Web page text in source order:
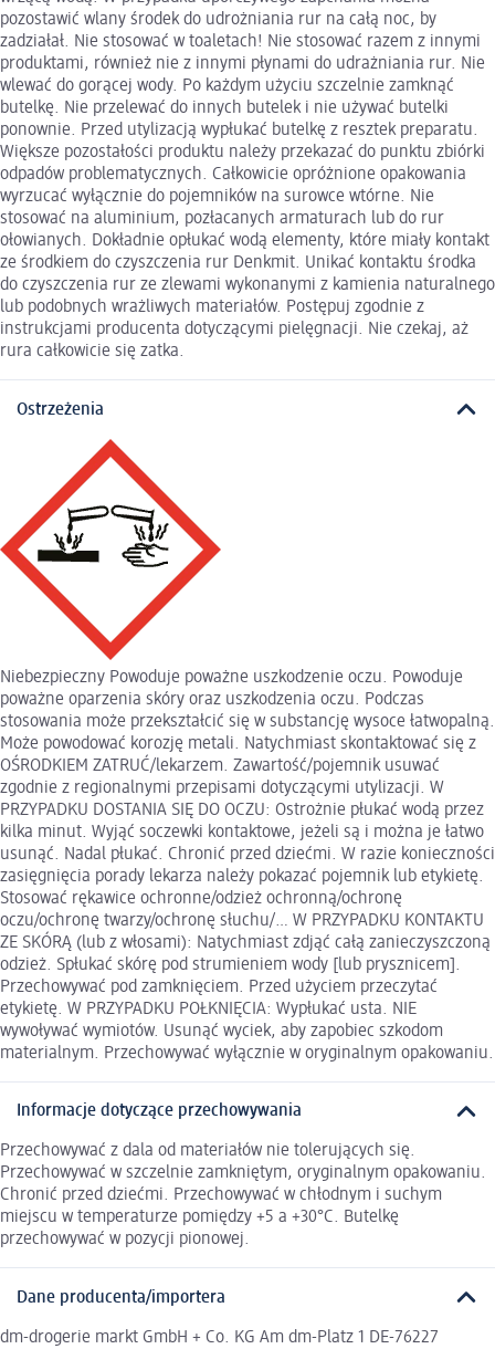
pozostawić wlany środek do udrożniania rur na całą noc, by
zadziałał. Nie stosować w toaletach! Nie stosować razem z innymi
produktami, również nie z innymi płynami do udrażniania rur. Nie
wlewać do gorącej wody. Po każdym użyciu szczelnie zamknąć
butelkę. Nie przelewać do innych butelek i nie używać butelki
ponownie. Przed utylizacją wypłukać butelkę z resztek preparatu.
Większe pozostałości produktu należy przekazać do punktu zbiórki
odpadów problematycznych. Całkowicie opróżnione opakowania
wyrzucać wyłącznie do pojemników na surowce wtórne. Nie
stosować na aluminium, pozłacanych armaturach lub do rur
ołowianych. Dokładnie opłukać wodą elementy, które miały kontakt
ze środkiem do czyszczenia rur Denkmit. Unikać kontaktu środka
do czyszczenia rur ze zlewami wykonanymi z kamienia naturalnego
lub podobnych wrażliwych materiałów. Postępuj zgodnie z
instrukcjami producenta dotyczącymi pielęgnacji. Nie czekaj, aż
rura całkowicie się zatka.
Ostrzeżenia
Niebezpieczny Powoduje poważne uszkodzenie oczu. Powoduje
poważne oparzenia skóry oraz uszkodzenia oczu. Podczas
stosowania może przekształcić się w substancję wysoce łatwopalną.
Może powodować korozję metali. Natychmiast skontaktować się z
OŚRODKIEM ZATRUĆ/lekarzem. Zawartość/pojemnik usuwać
zgodnie z regionalnymi przepisami dotyczącymi utylizacji. W
PRZYPADKU DOSTANIA SIĘ DO OCZU: Ostrożnie płukać wodą przez
kilka minut. Wyjąć soczewki kontaktowe, jeżeli są i można je łatwo
usunąć. Nadal płukać. Chronić przed dziećmi. W razie konieczności
zasięgnięcia porady lekarza należy pokazać pojemnik lub etykietę.
Stosować rękawice ochronne/odzież ochronną/ochronę
oczu/ochronę twarzy/ochronę słuchu/… W PRZYPADKU KONTAKTU
ZE SKÓRĄ (lub z włosami): Natychmiast zdjąć całą zanieczyszczoną
odzież. Spłukać skórę pod strumieniem wody [lub prysznicem].
Przechowywać pod zamknięciem. Przed użyciem przeczytać
etykietę. W PRZYPADKU POŁKNIĘCIA: Wypłukać usta. NIE
wywoływać wymiotów. Usunąć wyciek, aby zapobiec szkodom
materialnym. Przechowywać wyłącznie w oryginalnym opakowaniu.
Informacje dotyczące przechowywania
Przechowywać z dala od materiałów nie tolerujących się.
Przechowywać w szczelnie zamkniętym, oryginalnym opakowaniu.
Chronić przed dziećmi. Przechowywać w chłodnym i suchym
miejscu w temperaturze pomiędzy +5 a +30°C. Butelkę
przechowywać w pozycji pionowej.
Dane producenta/importera
dm-drogerie markt GmbH + Co. KG Am dm-Platz 1 DE-76227